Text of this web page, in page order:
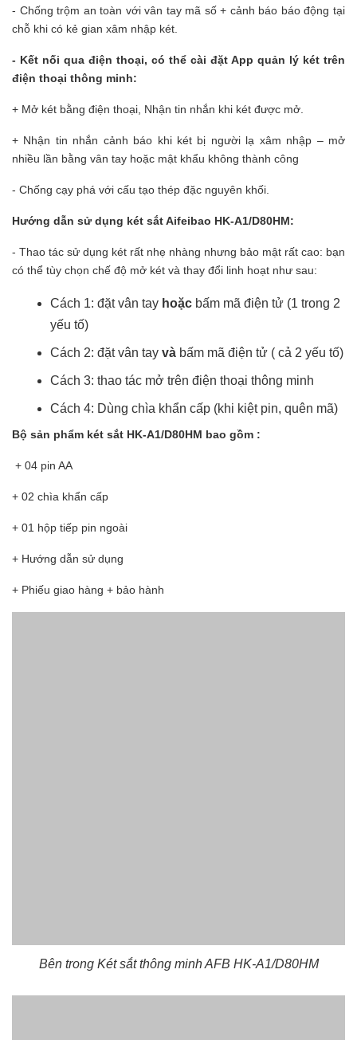
- Chống trộm an toàn với vân tay mã số + cảnh báo báo động tại
chỗ khi có kẻ gian xâm nhập két.
- Kết nối qua điện thoại, có thể cài đặt App quản lý két trên
điện thoại thông minh:
+ Mở két bằng điện thoại, Nhận tin nhắn khi két được mở.
+ Nhận tin nhắn cảnh báo khi két bị người lạ xâm nhập – mở
nhiều lần bằng vân tay hoặc mật khẩu không thành công
- Chống cạy phá với cấu tạo thép đặc nguyên khối.
Hướng dẫn sử dụng két sắt Aifeibao HK-A1/D80HM:
- Thao tác sử dụng két rất nhẹ nhàng nhưng bảo mật rất cao: bạn
có thể tùy chọn chế độ mở két và thay đổi linh hoạt như sau:
Cách 1: đặt vân tay hoặc bấm mã điện tử (1 trong 2
yếu tố)
Cách 2: đặt vân tay và bấm mã điện tử ( cả 2 yếu tố)
Cách 3: thao tác mở trên điện thoại thông minh
Cách 4: Dùng chìa khẩn cấp (khi kiệt pin, quên mã)
Bộ sản phẩm két sắt HK-A1/D80HM bao gồm :
+ 04 pin AA
+ 02 chìa khẩn cấp
+ 01 hộp tiếp pin ngoài
+ Hướng dẫn sử dụng
+ Phiếu giao hàng + bảo hành
Bên trong Két sắt thông minh AFB HK-A1/D80HM